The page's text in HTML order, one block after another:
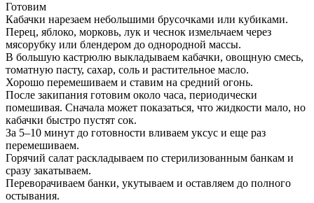
Готовим
Кабачки нарезаем небольшими брусочками или кубиками.
Перец, яблоко, морковь, лук и чеснок измельчаем через
мясорубку или блендером до однородной массы.
В большую кастрюлю выкладываем кабачки, овощную смесь,
томатную пасту, сахар, соль и растительное масло.
Хорошо перемешиваем и ставим на средний огонь.
После закипания готовим около часа, периодически
помешивая. Сначала может показаться, что жидкости мало, но
кабачки быстро пустят сок.
За 5–10 минут до готовности вливаем уксус и еще раз
перемешиваем.
Горячий салат раскладываем по стерилизованным банкам и
сразу закатываем.
Переворачиваем банки, укутываем и оставляем до полного
остывания.